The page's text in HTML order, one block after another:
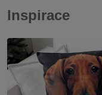
Inspirace